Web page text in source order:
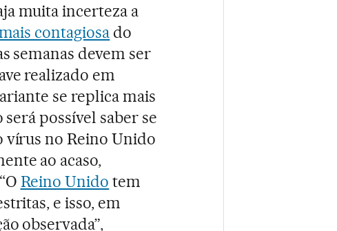
muita incerteza a
contagiosa do
semanas devem ser
realizado em
se replica mais
possível saber se
vírus no Reino Unido
ao acaso,
Reino Unido tem
e isso, em
observada”,